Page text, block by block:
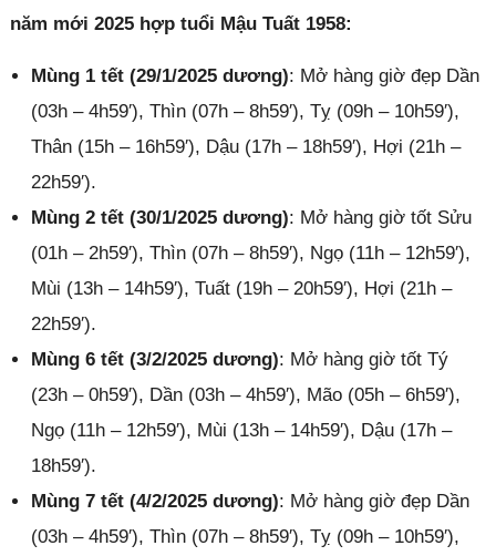
năm mới 2025 hợp tuổi Mậu Tuất 1958:
Mùng 1 tết (29/1/2025 dương): Mở hàng giờ đẹp Dần
(03h – 4h59′), Thìn (07h – 8h59′), Tỵ (09h – 10h59′),
Thân (15h – 16h59′), Dậu (17h – 18h59′), Hợi (21h –
22h59′).
Mùng 2 tết (30/1/2025 dương): Mở hàng giờ tốt Sửu
(01h – 2h59′), Thìn (07h – 8h59′), Ngọ (11h – 12h59′),
Mùi (13h – 14h59′), Tuất (19h – 20h59′), Hợi (21h –
22h59′).
Mùng 6 tết (3/2/2025 dương): Mở hàng giờ tốt Tý
(23h – 0h59′), Dần (03h – 4h59′), Mão (05h – 6h59′),
Ngọ (11h – 12h59′), Mùi (13h – 14h59′), Dậu (17h –
18h59′).
Mùng 7 tết (4/2/2025 dương): Mở hàng giờ đẹp Dần
(03h – 4h59′), Thìn (07h – 8h59′), Tỵ (09h – 10h59′),